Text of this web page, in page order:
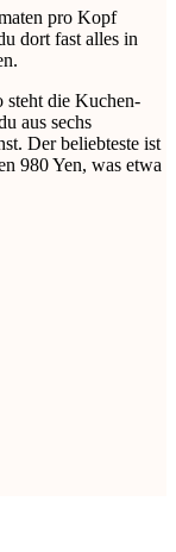
pro Kopf
dort fast alles in
die Kuchen-
aus sechs
Der beliebteste ist
980 Yen, was etwa